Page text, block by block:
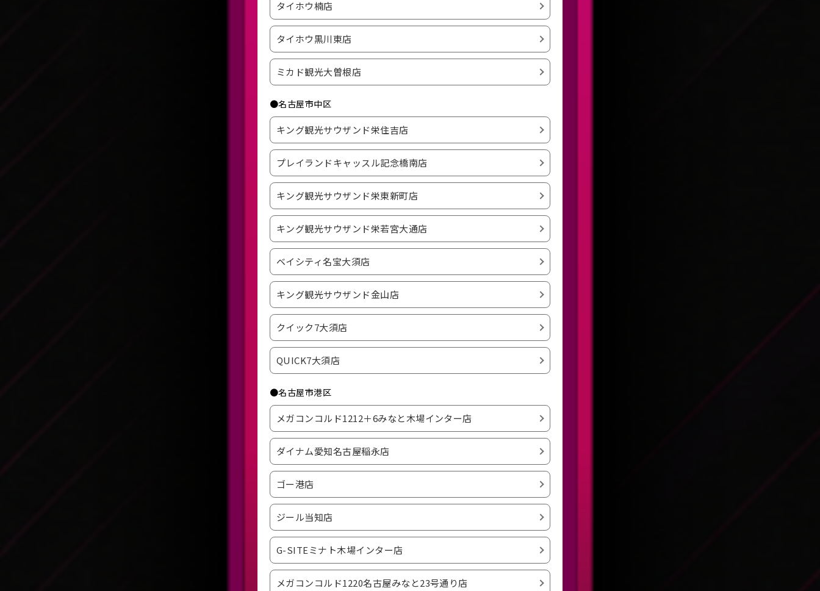
タイホウ楠店
タイホウ黒川東店
ミカド観光大曽根店
●名古屋市中区
キング観光サウザンド栄住吉店
プレイランドキャッスル記念橋南店
キング観光サウザンド栄東新町店
キング観光サウザンド栄若宮大通店
ベイシティ名宝大須店
キング観光サウザンド金山店
クイック7大須店
QUICK7大須店
●名古屋市港区
メガコンコルド1212＋6みなと木場インター店
ダイナム愛知名古屋稲永店
ゴー港店
ジール当知店
G-SITEミナト木場インター店
メガコンコルド1220名古屋みなと23号通り店